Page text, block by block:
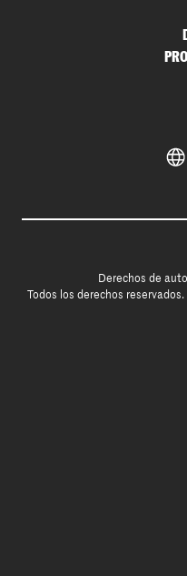
Derechos de
Todos los derechos reservados.